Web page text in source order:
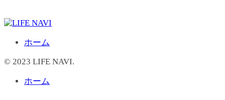
ホーム
© 2023 LIFE NAVI.
ホーム